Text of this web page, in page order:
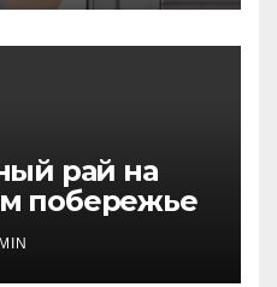
рай на
побережье